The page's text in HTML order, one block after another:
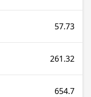
57.73
261.32
654.7